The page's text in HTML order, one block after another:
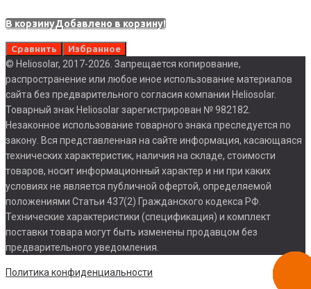
В корзинуДобавлено в корзину!
Сравнить Избранное
© Heliosolar, 2017-2026. Запрещается копирование,
распространение или любое иное использование материалов
сайта без предварительного согласия компании Heliosolar.
Товарный знак Heliosolar зарегистрирован № 982182.
Незаконное использование товарного знака преследуется по
закону. Вся представленная на сайте информация, касающаяся
технических характеристик, наличия на складе, стоимости
товаров, носит информационный характер и ни при каких
условиях не является публичной офертой, определяемой
положениями Статьи 437(2) Гражданского кодекса РФ.
Технические характеристики (спецификация) и комплект
поставки товара могут быть изменены продавцом без
предварительного уведомления.
Политика конфиденциальности